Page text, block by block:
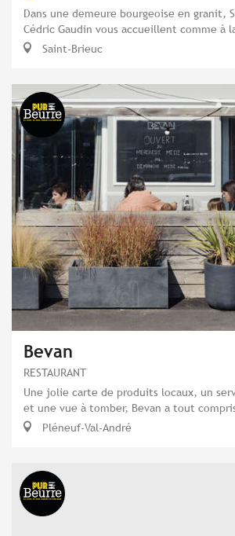
Dans une demeure bourgeoise en granit,
Cédric Gaudin vous accueillent comme à
Saint-Brieuc
Bevan
RESTAURANT
Une jolie carte de produits locaux, un
et une vue à tomber, Bevan a tout
Pléneuf-Val-André